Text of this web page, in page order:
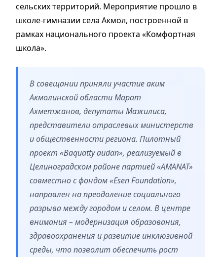
сельских территорий. Мероприятие прошло в
школе-гимназии села Акмол, построенной в
рамках национального проекта «Комфортная
школа».
В совещании приняли участие аким
Акмолинской области Марат
Ахметжанов, депутаты Мажилиса,
представители отраслевых министерств
и общественности региона. Пилотный
проект «Baquatty audan», реализуемый в
Целиноградском районе партией «AMANAT»
совместно с фондом «Esen Foundation»,
направлен на преодоление социального
разрыва между городом и селом. В центре
внимания – модернизация образования,
здравоохранения и развитие инклюзивной
среды, что позволит обеспечить рост